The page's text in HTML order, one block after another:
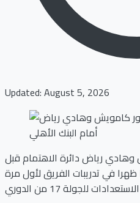
Updated: August 5, 2026
وهادي رياض دائرة الاهتمام قبل
في تدريبات الفريق لأول مرة